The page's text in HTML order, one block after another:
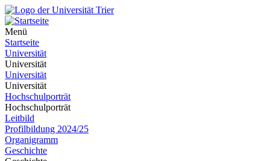
Menü
Startseite
Universität
Universität
Universität
Universität
Hochschulporträt
Hochschulporträt
Leitbild
Profilbildung 2024/25
Organigramm
Geschichte